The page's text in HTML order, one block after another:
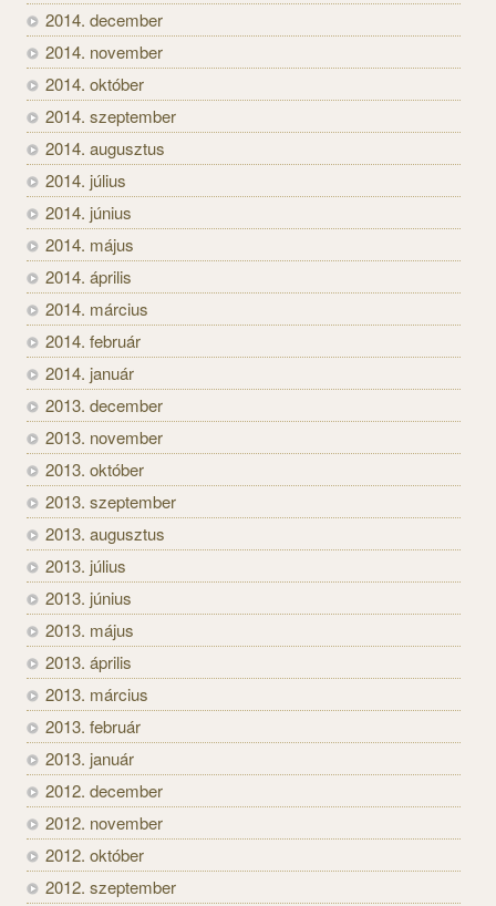
2014. december
2014. november
2014. október
2014. szeptember
2014. augusztus
2014. július
2014. június
2014. május
2014. április
2014. március
2014. február
2014. január
2013. december
2013. november
2013. október
2013. szeptember
2013. augusztus
2013. július
2013. június
2013. május
2013. április
2013. március
2013. február
2013. január
2012. december
2012. november
2012. október
2012. szeptember